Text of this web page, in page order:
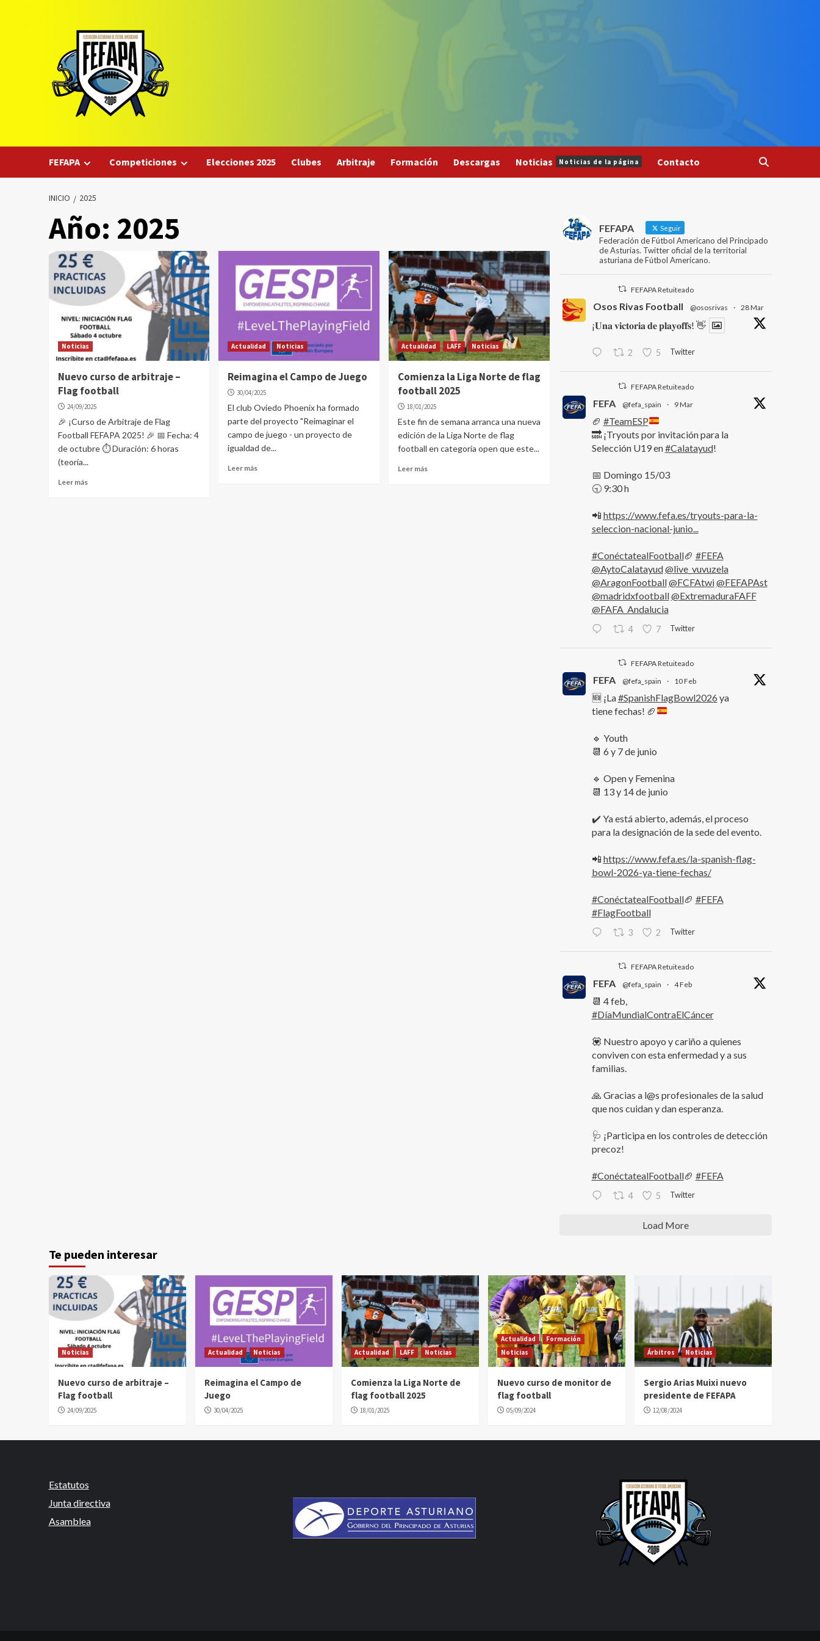
FEFAPA Competiciones Elecciones 2025 Clubes Arbitraje Formación Descargas Noticias Noticias de la página Contacto
INICIO 2025
Año: 2025
Noticias
Nuevo curso de arbitraje –
Flag football
24/09/2025
🎉 ¡Curso de Arbitraje de Flag
Football FEFAPA 2025! 🎉 📅 Fecha: 4
de octubre ⏱️ Duración: 6 horas
(teoría...
Leer más
Actualidad Noticias
Reimagina el Campo de Juego
30/04/2025
El club Oviedo Phoenix ha formado
parte del proyecto "Reimaginar el
campo de juego - un proyecto de
igualdad de...
Leer más
Actualidad LAFF Noticias
Comienza la Liga Norte de flag
football 2025
18/01/2025
Este fin de semana arranca una nueva
edición de la Liga Norte de flag
football en categoría open que este...
Leer más
FEFAPA Seguir
Federación de Fútbol Americano del Principado
de Asturias. Twitter oficial de la territorial
asturiana de Fútbol Americano.
FEFAPA Retuiteado
Osos Rivas Football @ososrivas · 28 Mar
¡𝐔𝐧𝐚 𝐯𝐢𝐜𝐭𝐨𝐫𝐢𝐚 𝐝𝐞 𝐩𝐥𝐚𝐲𝐨𝐟𝐟𝐬! 👋
2 5 Twitter
FEFAPA Retuiteado
FEFA @fefa_spain · 9 Mar
🏈 #TeamESP
🔜 ¡Tryouts por invitación para la
Selección U19 en#Calatayud!
📅 Domingo 15/03
🕤 9:30 h
📲 https://www.fefa.es/tryouts-para-la-
seleccion-nacional-junio...
#ConéctatealFootball🏈 #FEFA
@AytoCalatayud@live_vuvuzela
@AragonFootball@FCFAtwi@FEFAPAst
@madridxfootball@ExtremaduraFAFF
@FAFA_Andalucia
4 7 Twitter
FEFAPA Retuiteado
FEFA @fefa_spain · 10 Feb
🆕 ¡La#SpanishFlagBowl2026 ya
tiene fechas! 🏈
🔹 Youth
📆 6 y 7 de junio
🔹 Open y Femenina
📆 13 y 14 de junio
✔️ Ya está abierto, además, el proceso
para la designación de la sede del evento.
📲 https://www.fefa.es/la-spanish-flag-
bowl-2026-ya-tiene-fechas/
#ConéctatealFootball🏈 #FEFA
#FlagFootball
3 2 Twitter
FEFAPA Retuiteado
FEFA @fefa_spain · 4 Feb
📆 4 feb,
#DíaMundialContraElCáncer
💟 Nuestro apoyo y cariño a quienes
conviven con esta enfermedad y a sus
familias.
🙏 Gracias a l@s profesionales de la salud
que nos cuidan y dan esperanza.
🩺 ¡Participa en los controles de detección
precoz!
#ConéctatealFootball🏈 #FEFA
4 5 Twitter
Load More
Te pueden interesar
Noticias
Nuevo curso de arbitraje –
Flag football
24/09/2025
Actualidad Noticias
Reimagina el Campo de
Juego
30/04/2025
Actualidad LAFF Noticias
Comienza la Liga Norte de
flag football 2025
18/01/2025
Actualidad
Formación
Noticias
Nuevo curso de monitor de
flag football
05/09/2024
Árbitros Noticias
Sergio Arias Muixi nuevo
presidente de FEFAPA
12/08/2024
Estatutos
Junta directiva
Asamblea